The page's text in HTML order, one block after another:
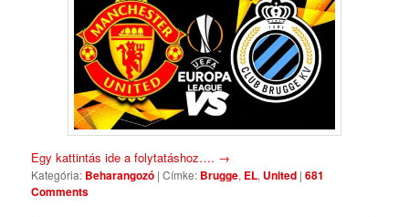
Egy kattintás ide a folytatáshoz…. →
Kategória: Beharangozó |Címke: Brugge, EL, United |681
Comments